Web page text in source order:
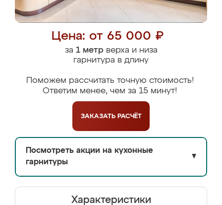
Цена: от 65 000 ₽
за 1 метрверха и низа
гарнитура в длину
Поможем рассчитать точную стоимость!
Ответим менее, чем за 15 минут!
ЗАКАЗАТЬ РАСЧЁТ
Посмотреть акции на кухонные
гарнитуры
▼
Характеристики